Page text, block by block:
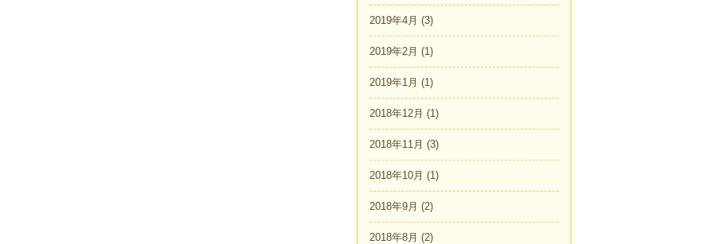
2019年4月 (3)
2019年2月 (1)
2019年1月 (1)
2018年12月 (1)
2018年11月 (3)
2018年10月 (1)
2018年9月 (2)
2018年8月 (2)